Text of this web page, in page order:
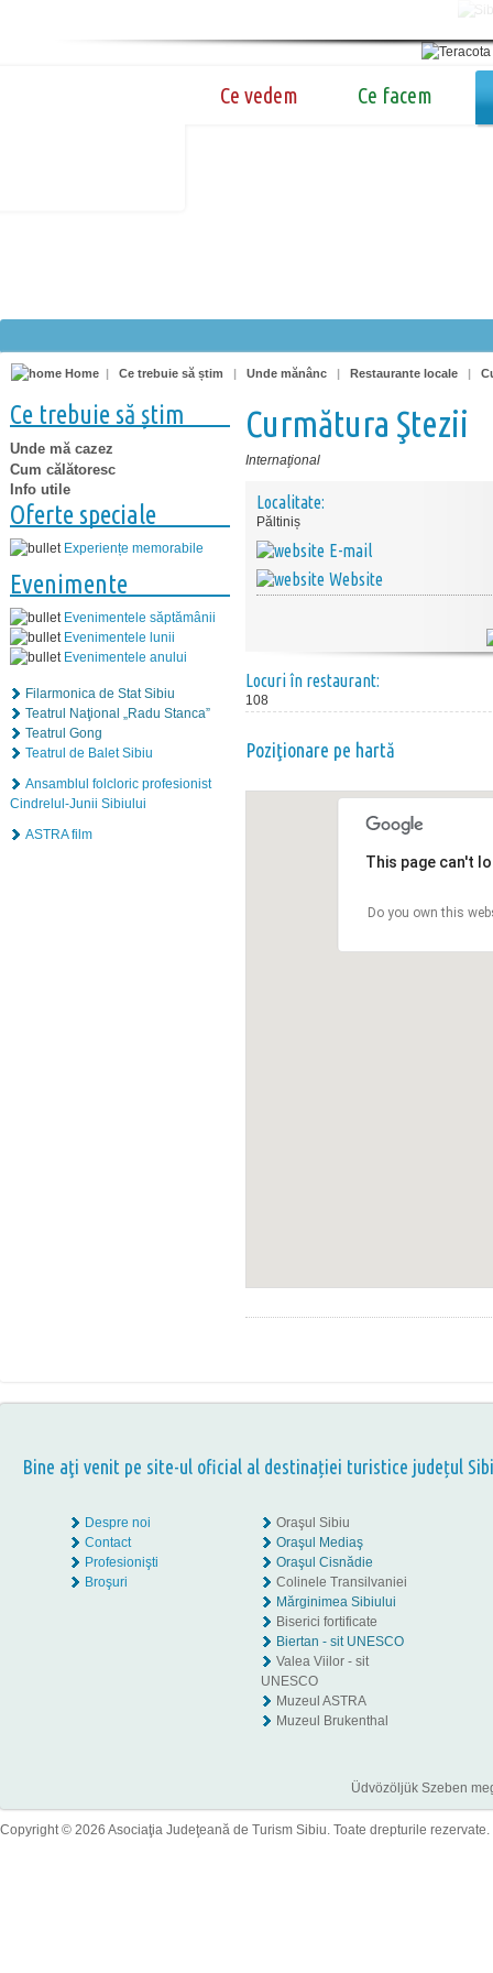
Ce vedem Ce facem
Home | Ce trebuie să știm | Unde mănânc | Restaurante locale |
Ce trebuie să știm
Unde mă cazez
Cum călătoresc
Info utile
Oferte speciale
Experiențe memorabile
Evenimente
Evenimentele săptămânii
Evenimentele lunii
Evenimentele anului
Filarmonica de Stat Sibiu
Teatrul Naţional „Radu Stanca”
Teatrul Gong
Teatrul de Balet Sibiu
Ansamblul folcloric profesionist
Cindrelul-Junii Sibiului
ASTRA film
Curmătura Ştezii
Internaţional
Localitate:
Păltiniș
E-mail
Website
Locuri în restaurant:
108
Poziţionare pe hartă
This page can't
Do you own this
Bine aţi venit pe site-ul oficial al destinației turistice județul
Despre noi
Contact
Profesionişti
Broşuri
Oraşul Sibiu
Oraşul Mediaş
Oraşul Cisnădie
Colinele Transilvaniei
Mărginimea Sibiului
Biserici fortificate
Biertan - sit UNESCO
Valea Viilor - sit
UNESCO
Muzeul ASTRA
Muzeul Brukenthal
Üdvözöljük Szeben
Copyright © 2026 Asociaţia Judeţeană de Turism Sibiu. Toate drepturile rezervate.